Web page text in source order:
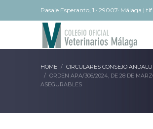
Pasaje Esperanto, 1 · 29007· Málaga |
HOME
CIRCULARES CONSEJO
ORDEN APA/306/2024, DE 28 DE
ASEGURABLES